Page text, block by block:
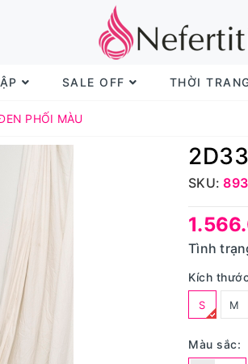
SALE OFF THỜI
PHỐI MÀU
SKU:
Tình
Kích
S M
Màu sắc: